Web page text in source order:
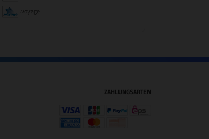
.voyage
ZAHLUNGSARTEN